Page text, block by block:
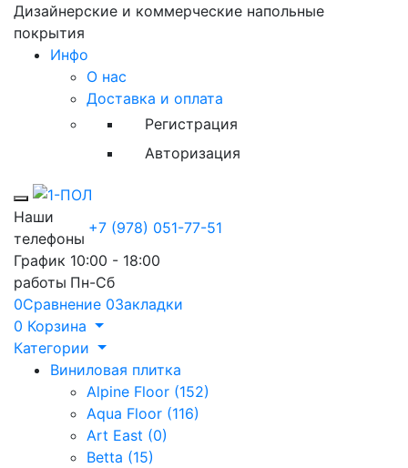
Дизайнерские и коммерческие напольные
покрытия
Инфо
О нас
Доставка и оплата
Регистрация
Авторизация
Toggle mobile menu
Наши
телефоны
+7 (978) 051-77-51
График
работы
10:00 - 18:00
Пн-Сб
0Сравнение 0Закладки
0 Корзина
Категории
Виниловая плитка
Alpine Floor (152)
Aqua Floor (116)
Art East (0)
Betta (15)